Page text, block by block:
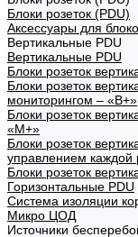
Блоки розеток (PDU)
Аксессуары для
Вертикальные PDU
Вертикальные PDU
Блоки розеток
Блоки розеток
мониторингом – «В+»
Блоки розеток
«М+»
Блоки розеток
управлением каждой
Блоки розеток
Горизонтальные PDU
Система изоляции
Микро ЦОД
Источники